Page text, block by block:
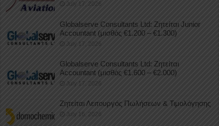
July 17, 2026
Globalserve Consultants Ltd: Ζητείται Junior
Accountant (μισθός €1.200 – €1.300)
July 17, 2026
Globalserve Consultants Ltd: Ζητείται
Accountant (μισθός €1.600 – €2.000)
July 17, 2026
Ζητείται Λειτουργός Πωλήσεων & Τιμολόγησης
July 16, 2026